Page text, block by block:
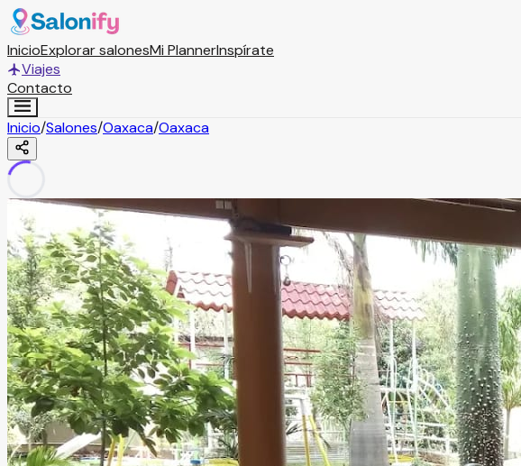
InicioExplorar salonesMi PlannerInspírate
Viajes
Contacto
Inicio/Salones/Oaxaca/Oaxaca